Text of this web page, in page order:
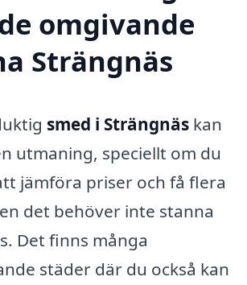
omgivande
Strängnäs
smed i Strängnäs kan
utmaning, speciellt om du
jämföra priser och få flera
det behöver inte stanna
Det finns många
städer där du också kan